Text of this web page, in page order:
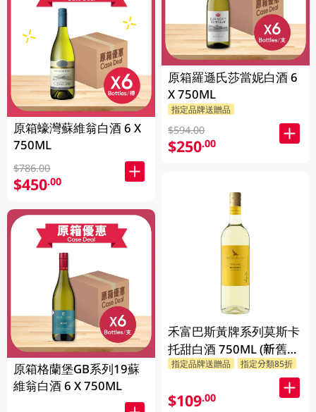
原箱蠔灣蘇維翁白酒 6 X
750ML
$786.00
$450.00
原箱格蘭堡GB系列19蘇
維翁白酒 6 X 750ML
原箱羅遜氏莎當妮白酒 6
X 750ML
指定品牌送贈品
$594.00
$250.00
禾富巴斯黃牌系列莫斯卡
托甜白酒 750ML (新舊包
裝隨機發貨)
指定品牌送贈品 指定分類85折
$109.00